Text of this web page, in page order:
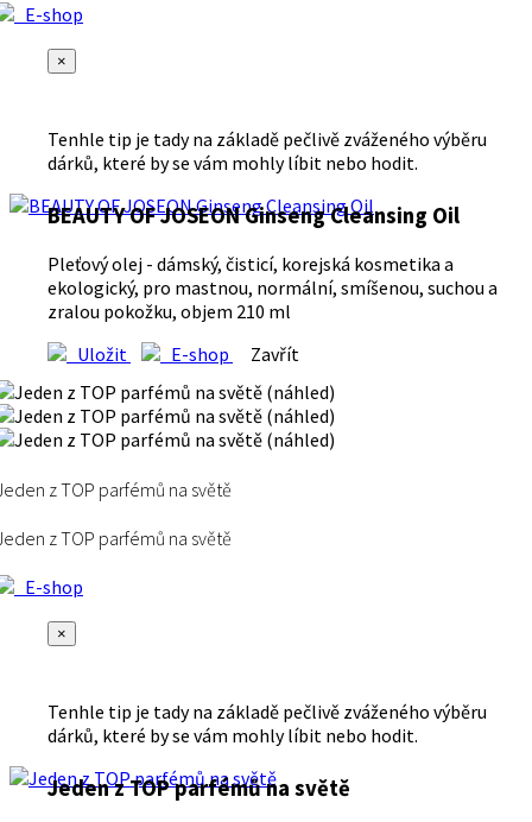
E-shop
×
Tenhle tip je tady na základě pečlivě zváženého výběru
dárků, které by se vám mohly líbit nebo hodit.
BEAUTY OF JOSEON Ginseng Cleansing Oil
Pleťový olej - dámský, čisticí, korejská kosmetika a
ekologický, pro mastnou, normální, smíšenou, suchou a
zralou pokožku, objem 210 ml
Uložit
E-shop Zavřít
z TOP parfémů na světě
z TOP parfémů na světě
E-shop
×
Tenhle tip je tady na základě pečlivě zváženého výběru
dárků, které by se vám mohly líbit nebo hodit.
Jeden z TOP parfémů na světě